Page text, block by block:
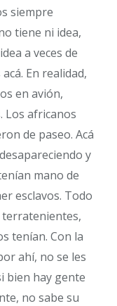
siempre
tiene ni idea,
a veces de
En realidad,
en avión,
Los africanos
de paseo. Acá
y
mano de
esclavos. Todo
terratenientes,
tenían. Con la
ahí, no se les
bien hay gente
no sabe su